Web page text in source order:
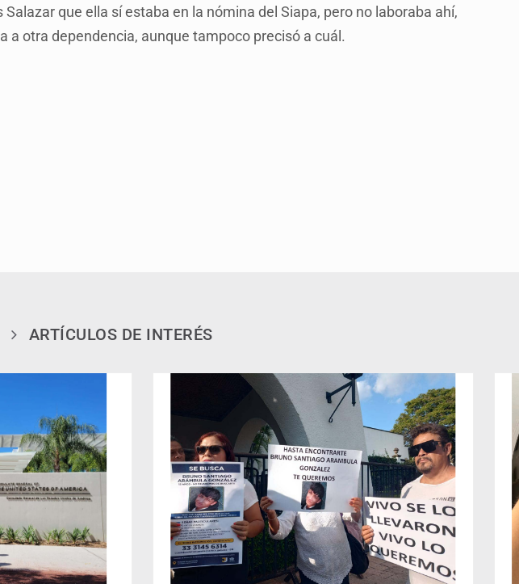
que ella sí estaba en la nómina del Siapa, pero no laboraba ahí,
a otra dependencia, aunque tampoco precisó a cuál.
ARTÍCULOS DE INTERÉS